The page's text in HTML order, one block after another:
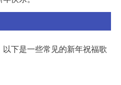
下是一些常见的新年祝福歌